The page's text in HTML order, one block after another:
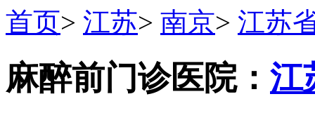
首页> 江苏> 南京> 江苏
麻醉前门诊医院： 江